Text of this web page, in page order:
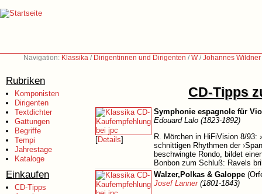
Navigation: Klassika / Dirigentinnen und Dirigenten /W/Johannes
Rubriken
Komponisten
Dirigenten
Textdichter
Gattungen
Begriffe
Tempi
Jahrestage
Kataloge
Einkaufen
CD-Tipps
CD-Tipps
[Details]
Symphonie espagnole für
Edouard Lalo (1823-1892)
R. Mörchen in HiFiVision 8/93:
schnittigen Rhythmen der
beschwingte Rondo, bildet
Bonbon zum Schluß: Ravels
Walzer,Polkas & Galoppe
Josef Lanner(1801-1843)